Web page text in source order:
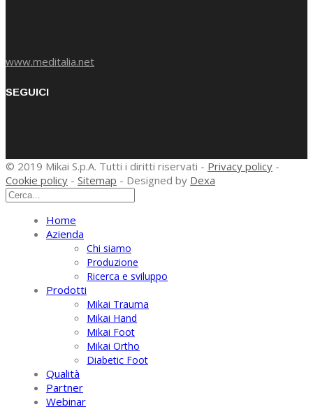
www.meditalia.net
SEGUICI
© 2019 Mikai S.p.A. Tutti i diritti riservati - Privacy policy -
Cookie policy - Sitemap - Designed by Dexa
Home
Azienda
Chi siamo
Produzione
Ricerca e sviluppo
Prodotti
Mikai Trauma
Mikai Hand
Mikai Foot
Mikai Ortho
Diabetic Foot
Qualità
Partner
Webinar